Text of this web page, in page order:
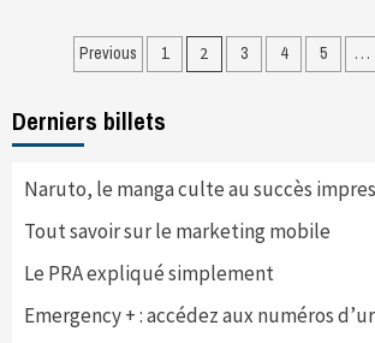
Navigation
articles
Previous 1 2 3 4 5 …
Derniers billets
Naruto, le manga culte au succès
Tout savoir sur le marketing mobile
Le PRA expliqué simplement
Emergency + : accédez aux numéros